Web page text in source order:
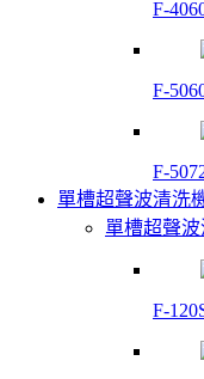
F-
F-
F-
單槽超聲波清洗
單槽超聲波
F-